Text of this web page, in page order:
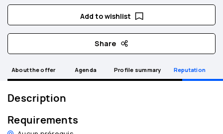
Add to wishlist
Share
About the offer Agenda Profile summary Reputation
Description
Requirements